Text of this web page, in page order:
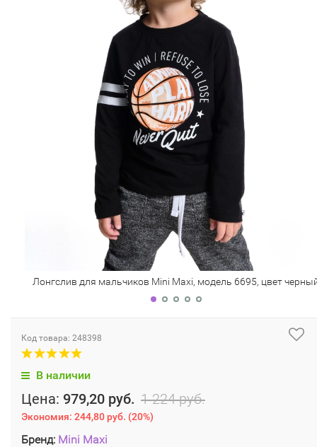
Лонгслив для мальчиков Mini Maxi, модель 6695, цвет
Код товара: 248398
В наличии
Цена: 979,20 руб. 1 224 руб.
Экономия: 244,80 руб. (20%)
Бренд: Mini Maxi